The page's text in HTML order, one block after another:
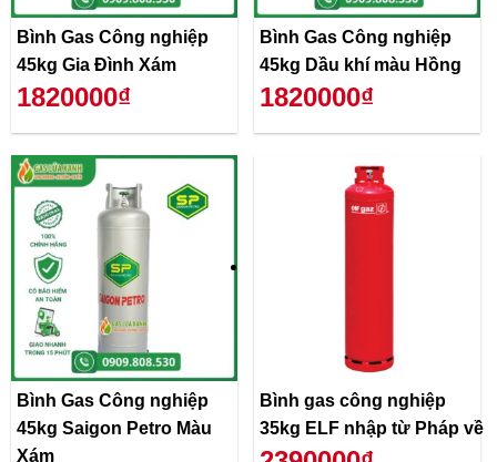
Bình Gas Công nghiệp
45kg Gia Đình Xám
1820000₫
Bình Gas Công nghiệp
45kg Dầu khí màu Hồng
1820000₫
Bình Gas Công nghiệp
45kg Saigon Petro Màu
Xám
Bình gas công nghiệp
35kg ELF nhập từ Pháp về